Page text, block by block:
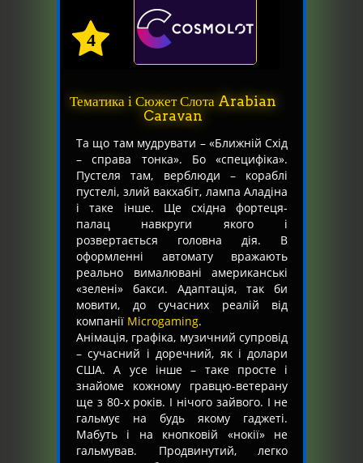
4
Тематика і Сюжет Слота Arabian
Caravan
Та що там мудрувати – «Ближній Схід
– справа тонка». Бо «специфіка».
Пустеля там, верблюди – кораблі
пустелі, злий вакхабіт, лампа Аладіна
і таке інше. Ще східна фортеця-
палац навкруги якого і
розвертається головна дія. В
оформленні автомату вражають
реально вималювані американські
«зелені» бакси. Адаптація, так би
мовити, до сучасних реалій від
компанії Microgaming.
Анімація, графіка, музичний супровід
– сучасний і доречний, як і долари
США. А усе інше – таке просте і
знайоме кожному гравцю-ветерану
ще з 80-х років. І нічого зайвого. І не
гальмує на будь якому гаджеті.
Мабуть і на кнопковій «нокії» не
гальмував. Продвинутий, легко